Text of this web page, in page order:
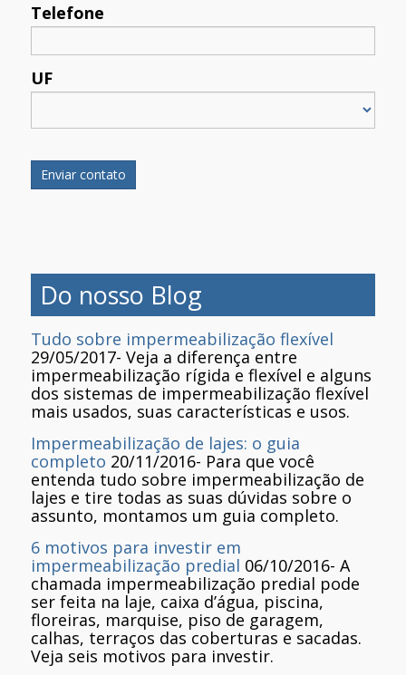
Telefone
UF
Do nosso Blog
Tudo sobre impermeabilização flexível
29/05/2017- Veja a diferença entre
impermeabilização rígida e flexível e alguns
dos sistemas de impermeabilização flexível
mais usados, suas características e usos.
Impermeabilização de lajes: o guia
completo 20/11/2016- Para que você
entenda tudo sobre impermeabilização de
lajes e tire todas as suas dúvidas sobre o
assunto, montamos um guia completo.
6 motivos para investir em
impermeabilização predial 06/10/2016- A
chamada impermeabilização predial pode
ser feita na laje, caixa d’água, piscina,
floreiras, marquise, piso de garagem,
calhas, terraços das coberturas e sacadas.
Veja seis motivos para investir.